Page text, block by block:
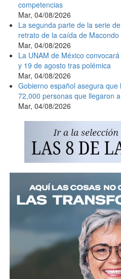
competencias
Mar, 04/08/2026
La segunda parte de la serie
retrato de la caída de Macondo
Mar, 04/08/2026
La UNAM de México
y 19 de agosto tras polémica
Mar, 04/08/2026
Gobierno español asegura
72,000 personas que llegaron
Mar, 04/08/2026